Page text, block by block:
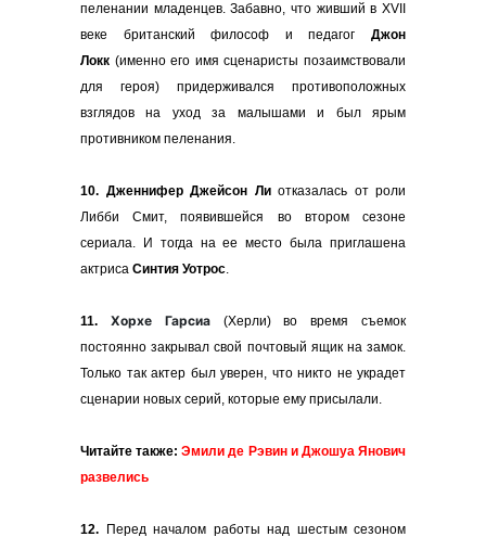
пеленании младенцев. Забавно, что живший в XVII
веке британский философ и педагог Джон
Локк (именно его имя сценаристы позаимствовали
для героя) придерживался противоположных
взглядов на уход за малышами и был ярым
противником пеленания.
10. Дженнифер Джейсон Лиотказалась от роли
Либби Смит, появившейся во втором сезоне
сериала. И тогда на ее место была приглашена
актриса Синтия Уотрос.
11. Хорхе Гарсиа(Херли) во время съемок
постоянно закрывал свой почтовый ящик на замок.
Только так актер был уверен, что никто не украдет
сценарии новых серий, которые ему присылали.
Читайте также:Эмили де Рэвин и Джошуа Янович
развелись
12. Перед началом работы над шестым сезоном